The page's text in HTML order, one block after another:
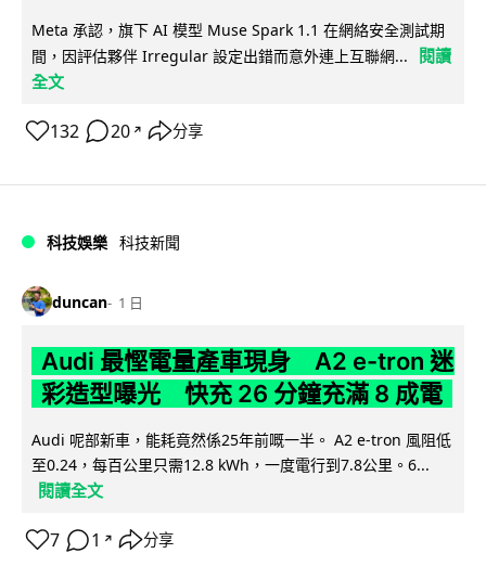
Meta 承認，旗下 AI 模型 Muse Spark 1.1 在網絡安全測試期
間，因評估夥伴 Irregular 設定出錯而意外連上互聯網...
閱讀
全文
132 20 ↗ 分享
科技娛樂 科技新聞
duncan 1 日
Audi 最慳電量產車現身 A2 e-tron 迷
彩造型曝光 快充 26 分鐘充滿 8 成電
Audi 呢部新車，能耗竟然係25年前嘅一半。 A2 e-tron 風阻低
至0.24，每百公里只需12.8 kWh，一度電行到7.8公里。6...
閱讀全文
7 1 ↗ 分享